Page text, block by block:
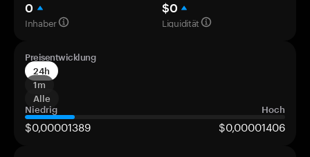
0
Inhaber
$0
Liquidität
Preisentwicklung
24h
1m
Alle
Niedrig
Hoch
$0,00001389 $0,00001406